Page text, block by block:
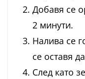
Добавя се
2 минути.
Налива се
се оставя
След като